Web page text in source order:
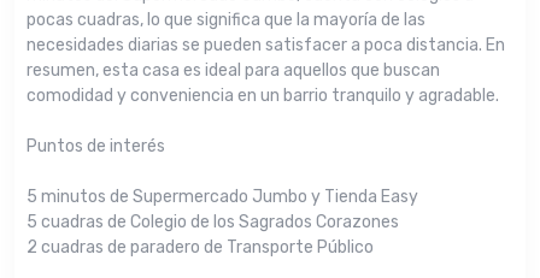
pocas cuadras, lo que significa que la mayoría de las
necesidades diarias se pueden satisfacer a poca distancia. En
resumen, esta casa es ideal para aquellos que buscan
comodidad y conveniencia en un barrio tranquilo y agradable.
Puntos de interés
5 minutos de Supermercado Jumbo y Tienda Easy
5 cuadras de Colegio de los Sagrados Corazones
2 cuadras de paradero de Transporte Público